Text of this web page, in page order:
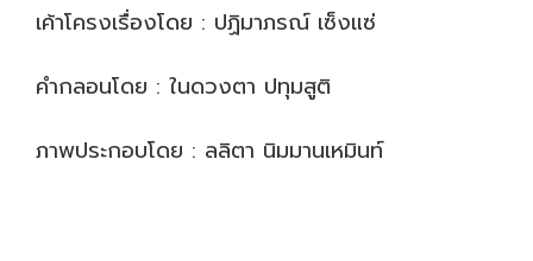
เค้าโครงเรื่องโดย : ปฏิมาภรณ์ เซ็งแซ่
คำกลอนโดย : ในดวงตา ปทุมสูติ
ภาพประกอบโดย : ลลิตา นิมมานเหมินท์